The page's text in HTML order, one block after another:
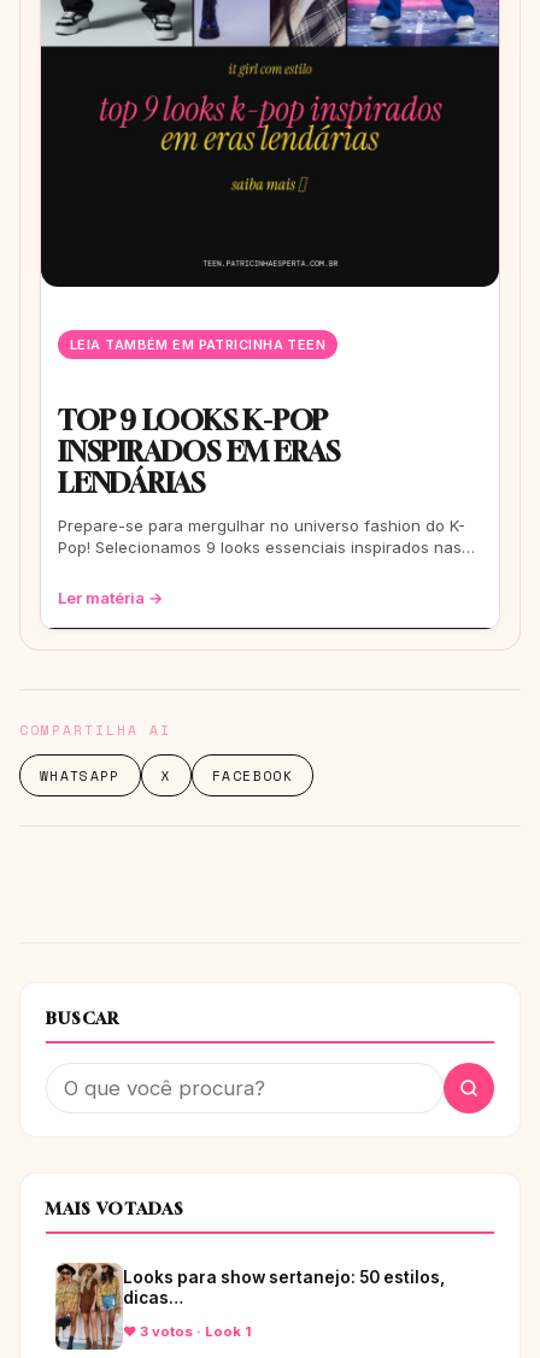
LEIA TAMBÉM EM PATRICINHA TEEN
TOP 9 LOOKS K-POP
INSPIRADOS EM ERAS
LENDÁRIAS
Prepare-se para mergulhar no universo fashion do K-
Pop! Selecionamos 9 looks essenciais inspirados nas
Ler matéria →
COMPARTILHA AI
WHATSAPP X FACEBOOK
BUSCAR
MAIS VOTADAS
Looks para show sertanejo: 50 estilos,
dicas…
♥ 3 votos · Look 1